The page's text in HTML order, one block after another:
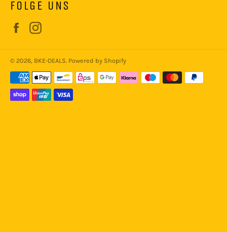
FOLGE UNS
Facebook
© 2026, BKE-DEALS. Powered by Shopify
Zahlungsmethoden